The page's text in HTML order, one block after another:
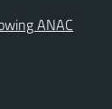
ANAC